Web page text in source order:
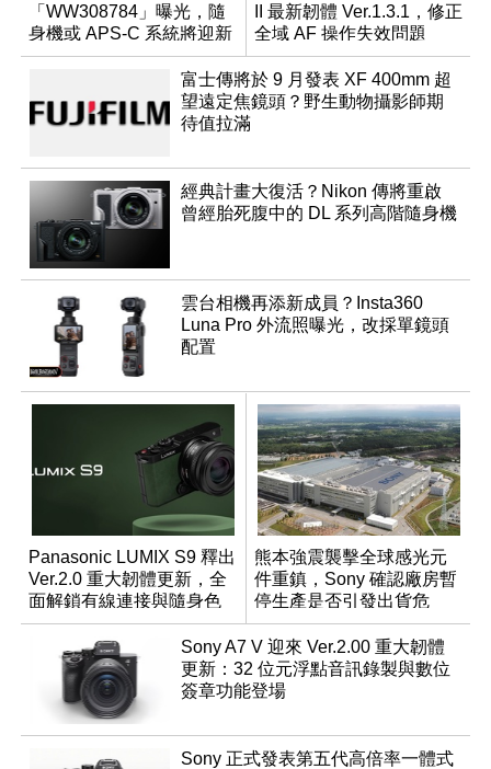
「WW308784」曝光，隨
身機或 APS-C 系統將迎新
成員？
II 最新韌體 Ver.1.3.1，修正
全域 AF 操作失效問題
富士傳將於 9 月發表 XF 400mm 超
望遠定焦鏡頭？野生動物攝影師期
待值拉滿
經典計畫大復活？Nikon 傳將重啟
曾經胎死腹中的 DL 系列高階隨身機
雲台相機再添新成員？Insta360
Luna Pro 外流照曝光，改採單鏡頭
配置
Panasonic LUMIX S9 釋出
Ver.2.0 重大韌體更新，全
面解鎖有線連接與隨身色
調編輯
熊本強震襲擊全球感光元
件重鎮，Sony 確認廠房暫
停生產是否引發出貨危
機？
Sony A7 V 迎來 Ver.2.00 重大韌體
更新：32 位元浮點音訊錄製與數位
簽章功能登場
Sony 正式發表第五代高倍率一體式